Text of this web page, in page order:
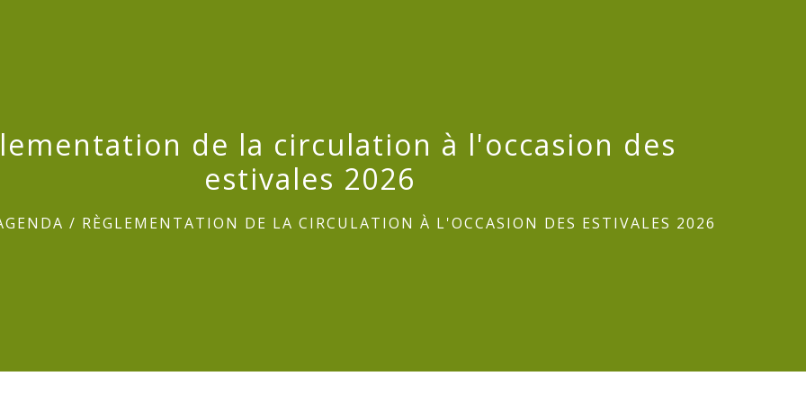
de la circulation à l'occasion des
estivales 2026
/ RÈGLEMENTATION DE LA CIRCULATION À L'OCCASION DES ESTIVALES 2026